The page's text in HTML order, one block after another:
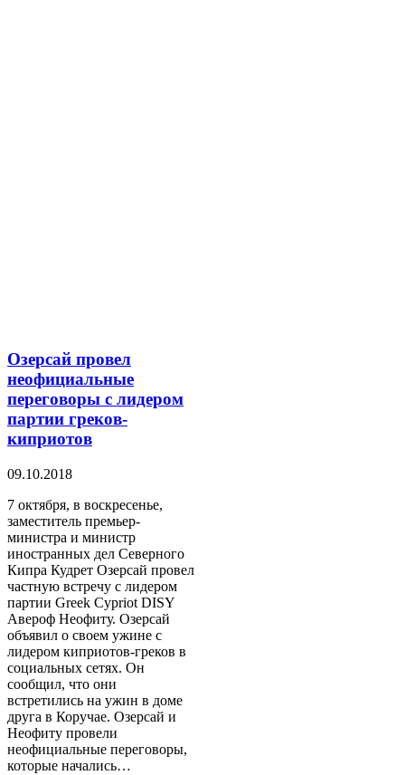
Озерсай провел
неофициальные
переговоры с лидером
партии греков-
киприотов
09.10.2018
7 октября, в воскресенье,
заместитель премьер-
министра и министр
иностранных дел Северного
Кипра Кудрет Озерсай провел
частную встречу с лидером
партии Greek Cypriot DISY
Авероф Неофиту. Озерсай
объявил о своем ужине с
лидером киприотов-греков в
социальных сетях. Он
сообщил, что они
встретились на ужин в доме
друга в Коручае. Озерсай и
Неофиту провели
неофициальные переговоры,
которые начались…